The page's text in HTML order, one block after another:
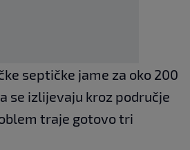
septičke jame za oko 200
se izlijevaju kroz područje
traje gotovo tri